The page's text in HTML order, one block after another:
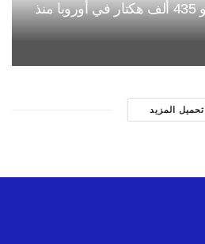
حرائق الغابات تلتهم نحو 435 ألف هكتار في أوروبا منذ
تحميل المزيد